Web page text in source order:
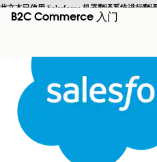
此文本已使用 Salesforce 机器翻译系统进行翻
切换为英语 而非现在
关闭关闭
B2C Commerce 入门